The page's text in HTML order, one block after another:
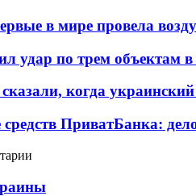
в мире провела
удар по трем объектам
когда
ПриватБанка: